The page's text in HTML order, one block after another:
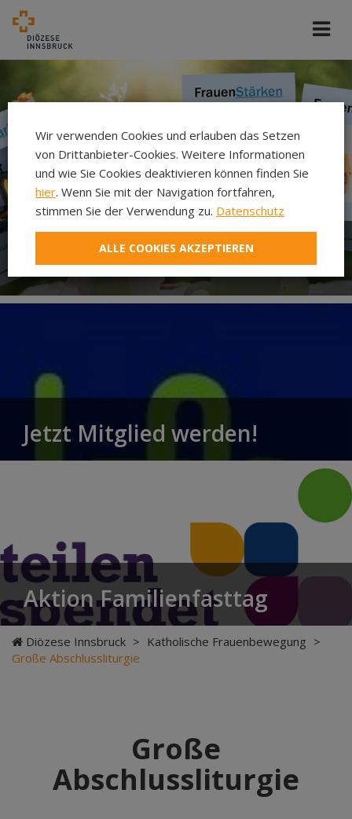
Zeitschrift FrauenStärken
Jetzt Mitglied werden!
Aktion Familienfasttag
Diözese Innsbruck > Katholische Frauenbewegung >
Große Abschlussliturgie
Große
Abschlussliturgie
Wir verwenden Cookies und erlauben das Setzen
von Drittanbieter-Cookies. Weitere Informationen
und wie Sie Cookies deaktivieren können finden Sie
hier. Wenn Sie mit der Navigation fortfahren,
stimmen Sie der Verwendung zu. Datenschutz
ALLE COOKIES AKZEPTIEREN